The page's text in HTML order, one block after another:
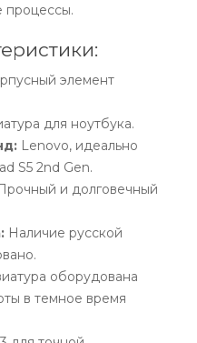
процессы.
элемент
для ноутбука.
Lenovo, идеально
S5 2nd Gen.
и долговечный
Наличие русской
оборудована
в темное время